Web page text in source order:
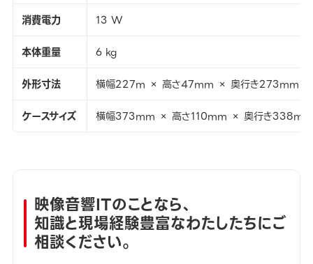
消費電力
13 W
本体重量
6 kg
外形寸法
横幅227m × 高さ47mm × 奥行き273mm
ケースサイズ
横幅373mm × 高さ110mm × 奥行き338mm
映像音響ITのことなら、
知識と現場経験豊富なわたしたちにご
相談ください。